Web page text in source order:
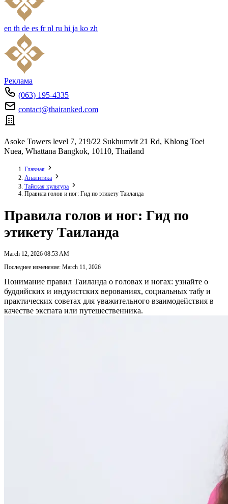
en th de es fr nl ru hi ja ko zh
Реклама
(063) 195-4335
contact@thairanked.com
Asoke Towers level 7, 219/22 Sukhumvit 21 Rd, Khlong Toei
Nuea, Whattana Bangkok, 10110, Thailand
Главная
Аналитика
Тайская культура
Правила голов и ног: Гид по этикету Таиланда
Правила голов и ног: Гид по
этикету Таиланда
March 12, 2026 08:53 AM
Последнее изменение: March 11, 2026
Понимание правил Таиланда о головах и ногах: узнайте о
буддийских и индуистских верованиях, социальных табу и
практических советах для уважительного взаимодействия в
качестве экспата или путешественника.